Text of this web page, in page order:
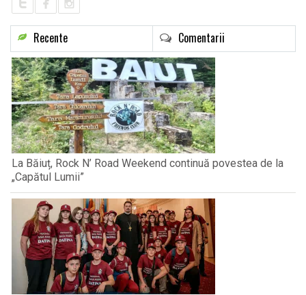
Recente Comentarii
La Băiuț, Rock N’ Road Weekend continuă povestea de la
„Capătul Lumii”